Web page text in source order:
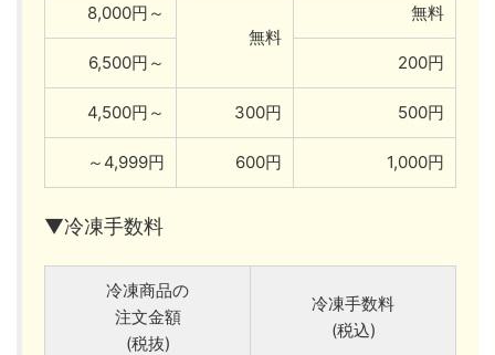
8,000円～
無料
無料
6,500円～ 200円
4,500円～ 300円 500円
～4,999円 600円 1,000円
▼冷凍手数料
冷凍商品の
注文金額
(税抜)
冷凍手数料
(税込)